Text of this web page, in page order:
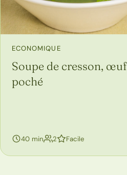
ECONOMIQUE
Soupe de cresson, œuf
poché
40 min 2personnes
Facile